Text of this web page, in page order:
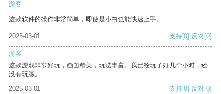
游客
这款软件的操作非常简单，即使是小白也能快速上手。
2025-03-01 支持[0] 反对[0]
游客
这款游戏非常好玩，画面精美，玩法丰富。我已经玩了好几个小时，还
没有玩腻。
2025-03-01
支持[0] 反对[0]